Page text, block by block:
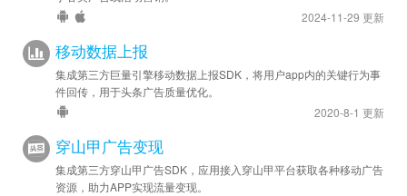
2024-11-29 更新
移动数据上报
集成第三方巨量引擎移动数据上报SDK，将用户app内的关键行为事
件回传，用于头条广告质量优化。
2020-8-1 更新
穿山甲广告变现
集成第三方穿山甲广告SDK，应用接入穿山甲平台获取各种移动广告
资源，助力APP实现流量变现。